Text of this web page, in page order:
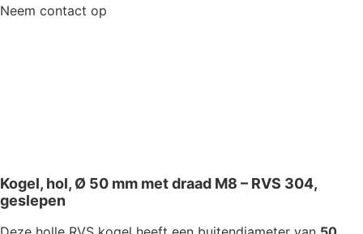
Neem contact op
Kogel, hol, Ø 50 mm met draad M8 – RVS 304,
geslepen